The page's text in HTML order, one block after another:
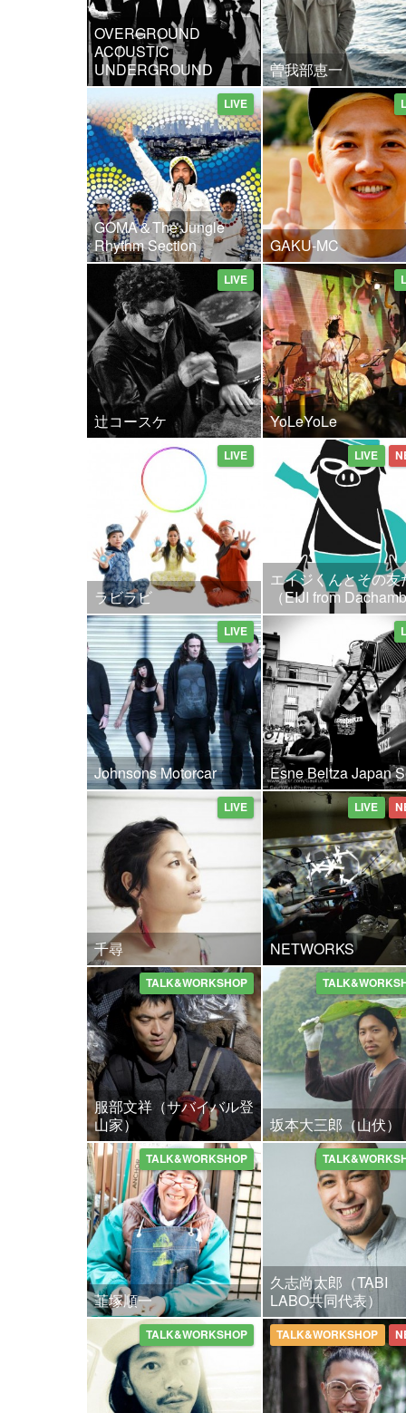
OVERGROUND
ACOUSTIC
UNDERGROUND
曽我部恵一
GOMA＆The Jungle
Rhythm Section
LIVE
GAKU-MC
辻コースケ
LIVE
YoLeYoLe
ラビラビ
LIVE
エイジくんとその友
（EIJI from
LIVE
Johnsons Motorcar
LIVE
Esne Beltza Japan
千尋
LIVE
NETWORKS
LIVE
服部文祥（サバイバル登
山家）
TALK&WORKSHOP
坂本大三郎（山伏）
韮塚順一
TALK&WORKSHOP
久志尚太郎（TABI
LABO共同代表）
TALK&WORKSHOP TALK&WORKSHOP